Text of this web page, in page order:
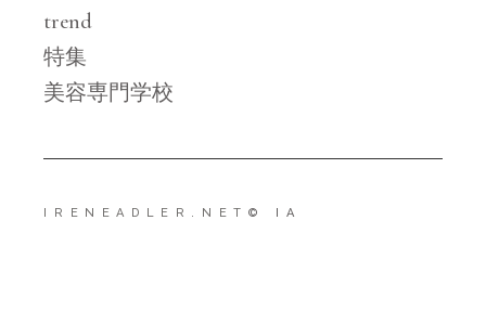
trend
特集
美容専門学校
IRENEADLER.NET © IA